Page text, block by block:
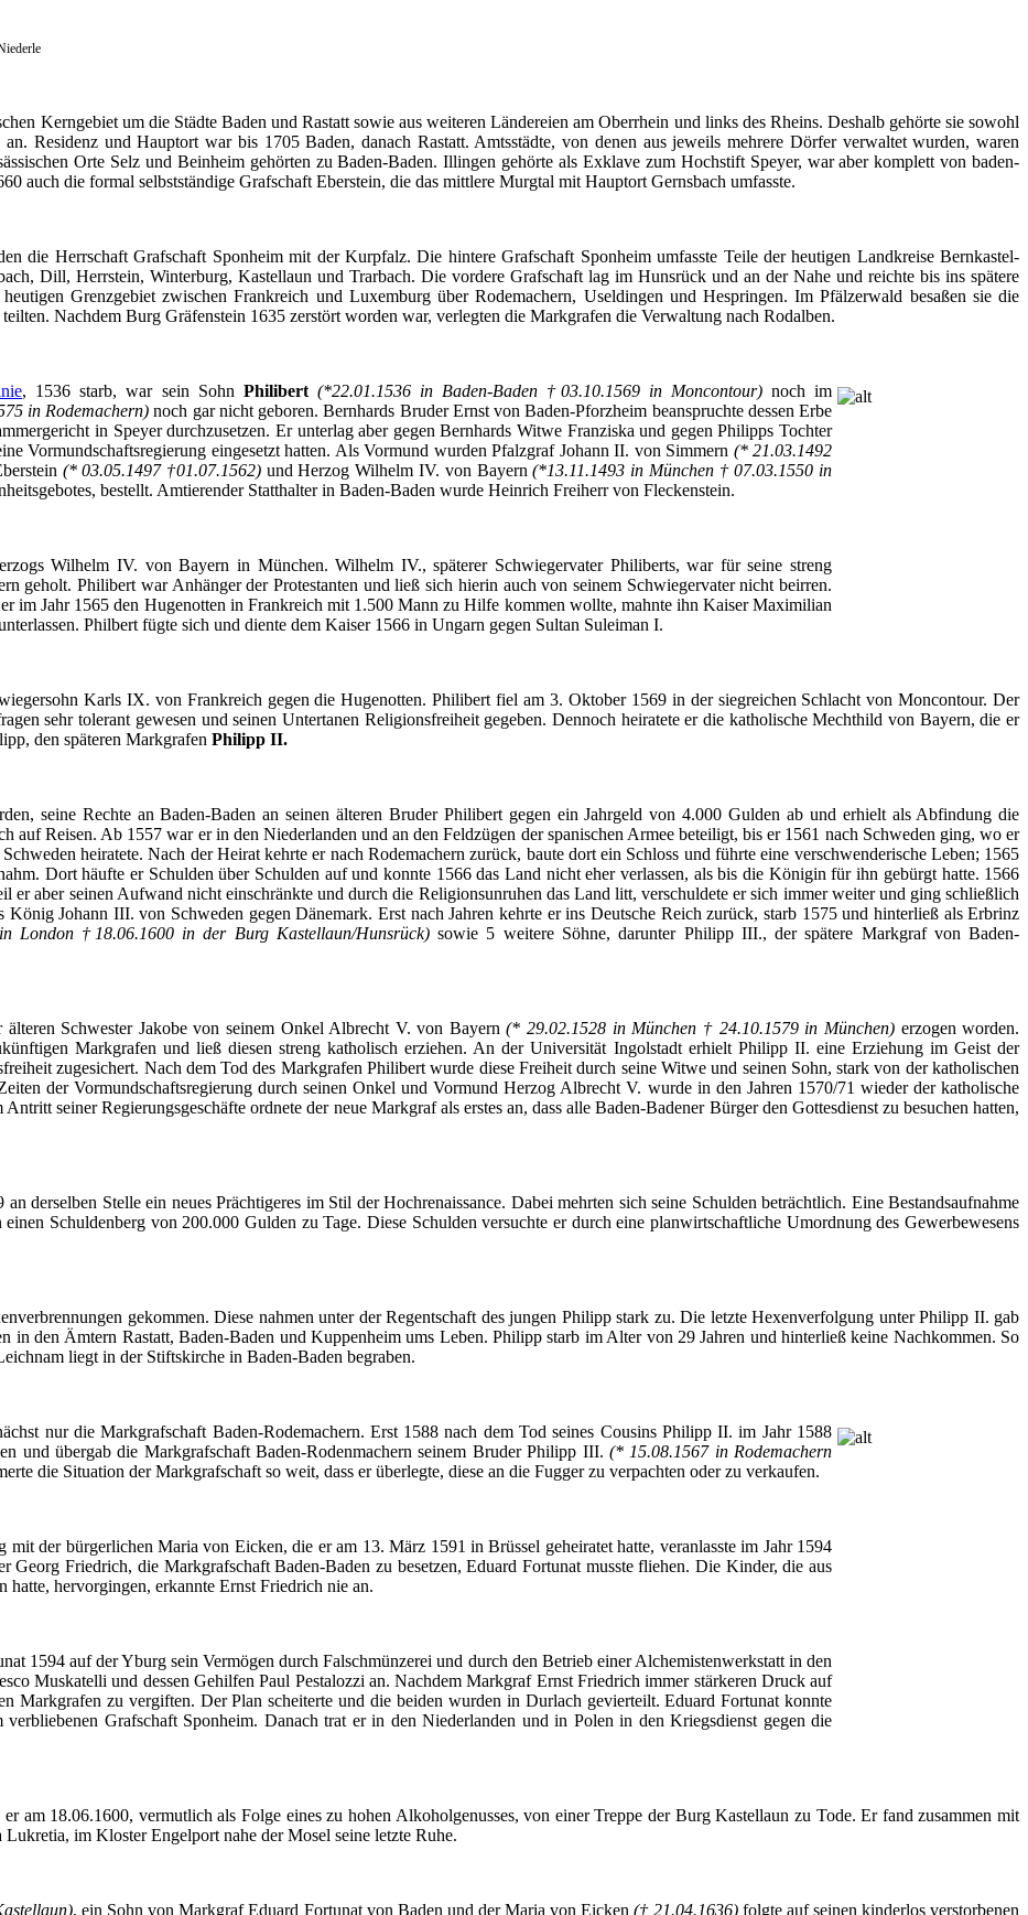
Kerngebietum die StädteBaden undRastatt sowie aus weiteren Ländereien amOberrhein und links des Rheins. Deshalb gehörte sie sowohl
an. ResidenzundHauptort war bis1705 Baden,danach Rastatt. Amtsstädte, von denen aus jeweils mehrere Dörfer verwaltet wurden,waren
Orte Selz und Beinheim gehörten zu Baden-Baden.Illingen gehörte als Exklave zum Hochstift Speyer, waraber komplett vonbaden-
auch die formal selbstständige Grafschaft Eberstein, die das mittlere Murgtal mit Hauptort Gernsbach umfasste.
die Herrschaft Grafschaft Sponheim mit der Kurpfalz. Die hintere Grafschaft Sponheim umfasste Teile der heutigen Landkreise Bernkastel-
, Dill, Herrstein, Winterburg, Kastellaun und Trarbach. Die vordere Grafschaft lag im Hunsrück und an der Nahe und reichte bis ins spätere
heutigen Grenzgebiet zwischen Frankreich und Luxemburgüber Rodemachern, Useldingen und Hespringen.Im Pfälzerwald besaßen siedie
teilten. Nachdem Burg Gräfenstein 1635 zerstört worden war, verlegten die Markgrafen die Verwaltung nach Rodalben.
, 1536starb, war sein Sohn Philibert (*22.01.1536 in Baden-Baden †03.10.1569 in Moncontour) noch im
in Rodemachern) noch garnicht geboren.Bernhards BruderErnst vonBaden-Pforzheim beanspruchte dessen Erbe
in Speyer durchzusetzen. Er unterlag aber gegen Bernhards Witwe Franziska und gegen Philipps Tochter
Vormundschaftsregierung eingesetzt hatten. Als Vormund wurden PfalzgrafJohann II. von Simmern (* 21.03.1492
(* 03.05.1497 †01.07.1562)und Herzog Wilhelm IV. von Bayern (*13.11.1493 in München† 07.03.1550 in
, bestellt. Amtierender Statthalterin Baden-Baden wurde Heinrich Freiherrvon Fleckenstein.
Wilhelm IV. vonBayern in München. Wilhelm IV.,späterer Schwiegervater Philiberts, war fürseinestreng
geholt.Philibert war Anhänger der Protestanten undließ sich hierin auch vonseinem Schwiegervater nicht beirren.
er im Jahr1565 den Hugenotten in Frankreich mit1.500 Mannzu Hilfe kommen wollte, mahnte ihn KaiserMaximilian
. Philbert fügte sich und diente dem Kaiser 1566 in Ungarn gegen Sultan Suleiman I.
KarlsIX. von Frankreich gegen dieHugenotten.Philibert fiel am 3. Oktober1569 in der siegreichen Schlacht vonMoncontour.Der
sehrtolerant gewesen undseinen Untertanen Religionsfreiheit gegeben. Dennoch heiratete erdie katholische Mechthild von Bayern, dieer
den späteren Markgrafen Philipp II.
, seine Rechtean Baden-Baden anseinen älteren Bruder Philibert gegen ein Jahrgeld von 4.000Gulden abund erhielt als Abfindung die
auf Reisen. Ab 1557 war erin den Niederlanden und an denFeldzügen der spanischen Armee beteiligt,bis er1561 nach Schweden ging,wo er
Schweden heiratete.Nach der Heirat kehrte er nach Rodemachern zurück, baute dort ein Schloss undführte eine verschwenderische Leben; 1565
. Dort häufte er Schulden über Schulden aufundkonnte 1566das Land nicht eher verlassen, als bis die Königin für ihn gebürgt hatte. 1566
er aber seinen Aufwand nicht einschränkteunddurch die Religionsunruhen dasLand litt,verschuldete er sich immer weiterund ging schließlich
KönigJohann III. von Schweden gegen Dänemark. Erst nach Jahren kehrte erins Deutsche Reichzurück, starb1575 und hinterließ als Erbrinz
London †18.06.1600 inderBurg Kastellaun/Hunsrück)sowie 5 weitere Söhne,darunterPhilipp III.,der spätere MarkgrafvonBaden-
älteren Schwester Jakobevonseinem Onkel Albrecht V. von Bayern (* 29.02.1528 in München † 24.10.1579 in München) erzogen worden.
Markgrafen und ließ diesen streng katholisch erziehen. Ander Universität Ingolstadt erhieltPhilipp II. eine Erziehung im Geist der
zugesichert. Nach demTod des Markgrafen Philibert wurde diese Freiheit durch seine Witweund seinen Sohn, stark von der katholischen
der Vormundschaftsregierung durch seinen Onkel undVormund Herzog Albrecht V. wurdein den Jahren 1570/71 wieder der katholische
AntrittseinerRegierungsgeschäfte ordnete der neue Markgraf als erstesan,dass alle Baden-Badener Bürgerden Gottesdienst zu besuchen hatten,
anderselben Stelle ein neues Prächtigeres im Stil der Hochrenaissance. Dabei mehrten sich seine Schulden beträchtlich. Eine Bestandsaufnahme
einen Schuldenberg von 200.000Gulden zu Tage.Diese Schulden versuchte er durch eine planwirtschaftliche UmordnungdesGewerbewesens
gekommen. Diese nahmen unter der Regentschaft des jungen Philipp stark zu. Die letzte Hexenverfolgung unterPhilipp II. gab
in den Ämtern Rastatt, Baden-Baden und Kuppenheim ums Leben. Philippstarb imAlter von 29Jahren und hinterließ keine Nachkommen. So
liegt in der Stiftskirche in Baden-Baden begraben.
nurdieMarkgrafschaft Baden-Rodemachern. Erst 1588nach demTod seines Cousins Philipp II.im Jahr1588
und übergabdie Markgrafschaft Baden-Rodenmachern seinem BruderPhilipp III. (* 15.08.1567 in Rodemachern
die Situation der Markgrafschaft so weit, dass er überlegte, diese an die Fugger zu verpachten oder zu verkaufen.
mit der bürgerlichen Maria von Eicken, die eram 13.März 1591 inBrüssel geheiratet hatte, veranlasste im Jahr1594
Georg Friedrich, die MarkgrafschaftBaden-Baden zu besetzen,Eduard Fortunat musste fliehen. Die Kinder, dieaus
hatte, hervorgingen, erkannte Ernst Friedrich nie an.
1594 auf derYburg sein Vermögen durch Falschmünzerei und durch den Betrieb einer Alchemistenwerkstattin den
Muskatelli und dessen Gehilfen Paul Pestalozzi an.Nachdem MarkgrafErnst Friedrichimmer stärkeren Druck auf
Markgrafen zu vergiften. DerPlanscheiterte und die beiden wurden in Durlach gevierteilt.Eduard Fortunat konnte
verbliebenen Grafschaft Sponheim. Danach trat erin denNiederlanden und in Polen in denKriegsdienst gegen die
eram 18.06.1600, vermutlich als Folge eines zu hohen Alkoholgenusses, von einer Treppe derBurgKastellaun zu Tode.Er fand zusammen mit
Lukretia, im Kloster Engelport nahe der Mosel seine letzte Ruhe.
),ein Sohn vonMarkgraf Eduard Fortunatvon Baden und derMaria vonEicken († 21.04.1636) folgte auf seinen kinderlos verstorbenen